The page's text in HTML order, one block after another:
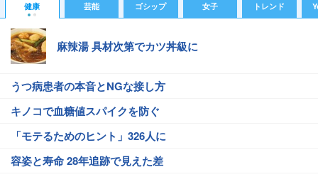
健康 芸能 ゴシップ 女子 トレンド
麻辣湯 具材次第でカツ丼級に
うつ病患者の本音とNGな接し方
キノコで血糖値スパイクを防ぐ
「モテるためのヒント」326人に
容姿と寿命 28年追跡で見えた差